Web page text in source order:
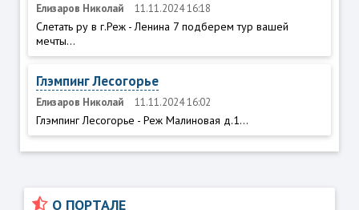
Елизаров Николай 11.11.2024 16:18
Слетать ру в г.Реж - Ленина 7 подберем тур вашей
мечты...
Глэмпинг Лесогорье
Елизаров Николай 11.11.2024 16:02
Глэмпинг Лесогорье - Реж Малиновая д.1...
О ПОРТАЛЕ